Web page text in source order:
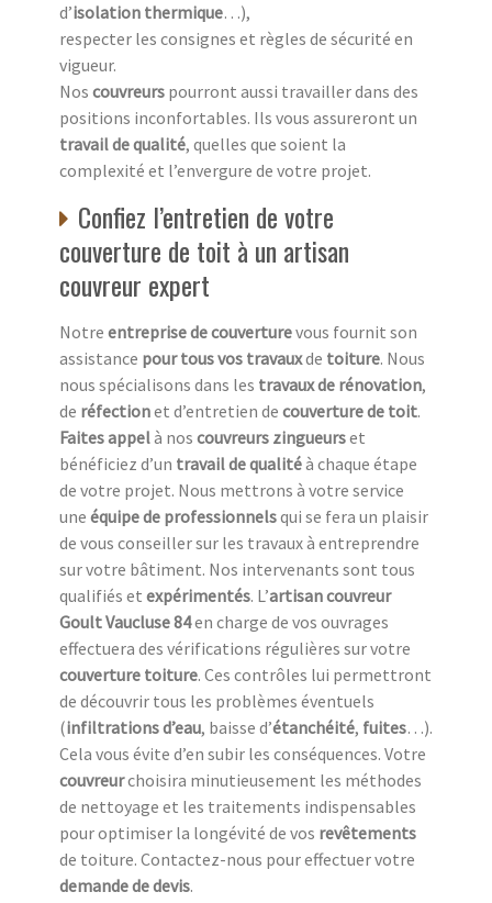
d’isolation thermique…),
respecter les consignes et règles de sécurité en
vigueur.
Nos couvreurs pourront aussi travailler dans des
positions inconfortables. Ils vous assureront un
travail de qualité, quelles que soient la
complexité et l’envergure de votre projet.
Confiez l’entretien de votre
couverture de toit à un artisan
couvreur expert
Notre entreprise de couverturevous fournit son
assistance pour tous vos travauxde toiture. Nous
nous spécialisons dans les travaux de rénovation,
de réfectionet d’entretien de couverture de toit.
Faites appelà nos couvreurs zingueurset
bénéficiez d’un travail de qualitéà chaque étape
de votre projet. Nous mettrons à votre service
une équipe de professionnelsqui se fera un plaisir
de vous conseiller sur les travaux à entreprendre
sur votre bâtiment. Nos intervenants sont tous
qualifiés et expérimentés. L’artisan couvreur
Goult Vaucluse 84en charge de vos ouvrages
effectuera des vérifications régulières sur votre
couverture toiture. Ces contrôles lui permettront
de découvrir tous les problèmes éventuels
(infiltrations d’eau, baisse d’étanchéité, fuites…).
Cela vous évite d’en subir les conséquences. Votre
couvreurchoisira minutieusement les méthodes
de nettoyage et les traitements indispensables
pour optimiser la longévité de vos revêtements
de toiture. Contactez-nous pour effectuer votre
demande de devis.